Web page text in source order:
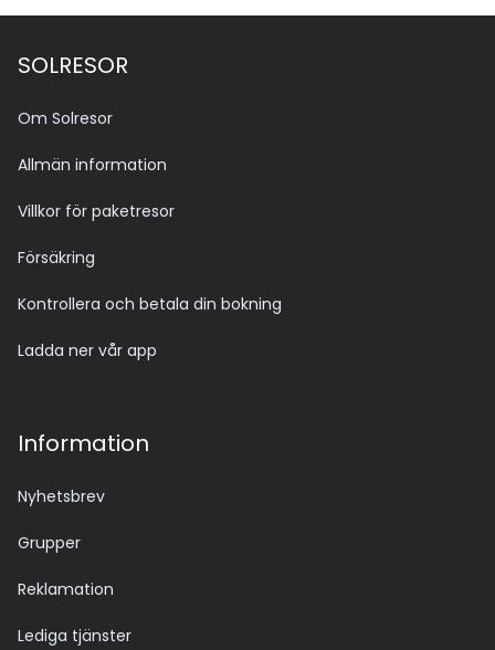
SOLRESOR
Om Solresor
Allmän information
Villkor för paketresor
Försäkring
Kontrollera och betala din bokning
Ladda ner vår app
Information
Nyhetsbrev
Grupper
Reklamation
Lediga tjänster